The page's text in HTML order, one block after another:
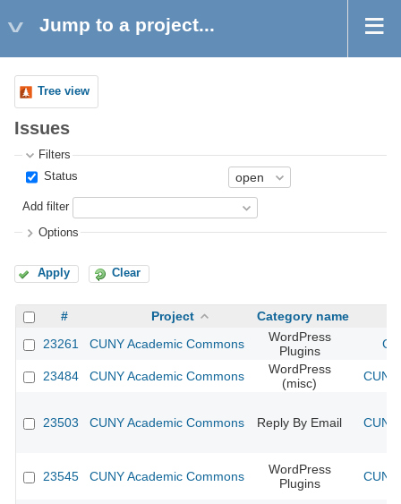
Jump to a project...
Tree view
Issues
Filters
Status
Add filter
Options
Apply Clear
# Project
Category name
23261
CUNY Academic Commons
WordPress
Plugins
23484 CUNY Academic Commons
WordPress
(misc)
23503 CUNY Academic Commons Reply By Email
23545 CUNY Academic Commons
WordPress
Plugins